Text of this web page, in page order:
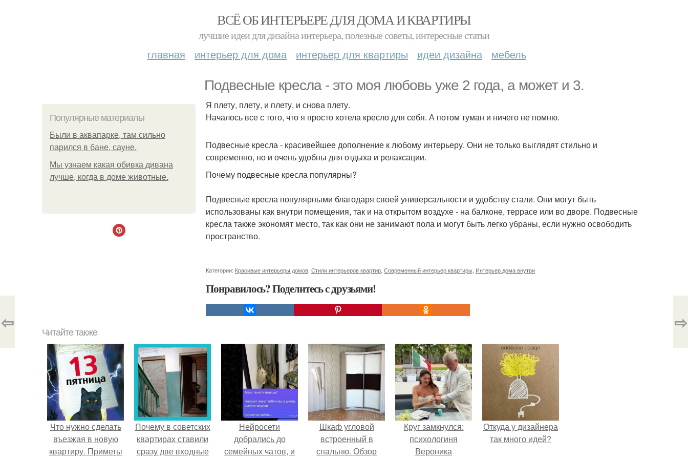
ВСЁ ОБ ИНТЕРЬЕРЕ ДЛЯ ДОМА И КВАРТИРЫ
лучшие идеи для дизайна интерьера, полезные советы, интересные статьи
главная интерьер для дома интерьер для квартиры идеи дизайна мебель
Подвесные кресла - это моя любовь уже 2 года, а может и 3.
Популярные материалы
Были в аквапарке, там сильно
парился в бане, сауне.
Мы узнаем какая обивка дивана
лучше, когда в доме животные.
Я плету, плету, и плету, и снова плету.
Началось все с того, что я просто хотела кресло для себя. А потом туман и ничего не помню.
Подвесные кресла - красивейшее дополнение к любому интерьеру. Они не только выглядят стильно и
современно, но и очень удобны для отдыха и релаксации.
Почему подвесные кресла популярны?
Подвесные кресла популярными благодаря своей универсальности и удобству стали. Они могут быть
использованы как внутри помещения, так и на открытом воздухе - на балконе, террасе или во дворе. Подвесные
кресла также экономят место, так как они не занимают пола и могут быть легко убраны, если нужно освободить
пространство.
Категории: Красивые интерьеры домов Стили интерьеров квартир Современный интерьер квартиры Интерьер дома внутри
Понравилось? Поделитесь с друзьями!
⇦ ⇨
Читайте также
Что нужно сделать
въезжая в новую
квартиру. Приметы
Почему в советских
квартирах ставили
сразу две входные
Нейросети
добрались до
семейных чатов, и
Шкаф угловой
встроенный в
спальню. Обзор
Круг замкнулся:
психологиня
Вероника
Откуда у дизайнера
так много идей?